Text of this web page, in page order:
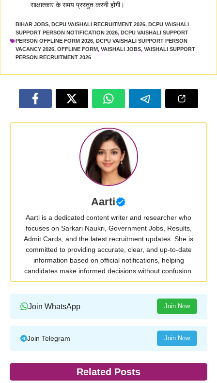
साक्षात्कार के समय प्रस्तुत करनी होंगी।
BIHAR JOBS, DCPU VAISHALI RECRUITMENT 2026, DCPU VAISHALI
SUPPORT PERSON NOTIFICATION 2026, DCPU VAISHALI SUPPORT
PERSON OFFLINE FORM 2026, DCPU VAISHALI SUPPORT PERSON
VACANCY 2026, OFFLINE FORM, VAISHALI JOBS, VAISHALI SUPPORT
PERSON RECRUITMENT 2026
Aarti
Aarti is a dedicated content writer and researcher who
focuses on Sarkari Naukri, Government Jobs, Results,
Admit Cards, and the latest recruitment updates. She is
committed to providing accurate, clear, and up-to-date
information based on official notifications, helping
candidates make informed decisions without confusion.
Join WhatsApp Join Now
Join Telegram Join Now
Related Posts